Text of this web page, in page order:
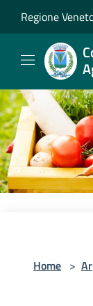
Regione
Home >